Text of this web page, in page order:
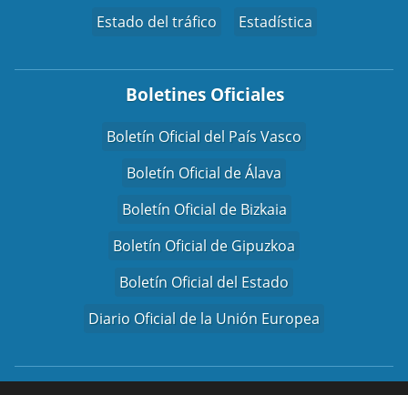
Estado del tráfico
Estadística
Boletines Oficiales
Boletín Oficial del País Vasco
Boletín Oficial de Álava
Boletín Oficial de Bizkaia
Boletín Oficial de Gipuzkoa
Boletín Oficial del Estado
Diario Oficial de la Unión Europea